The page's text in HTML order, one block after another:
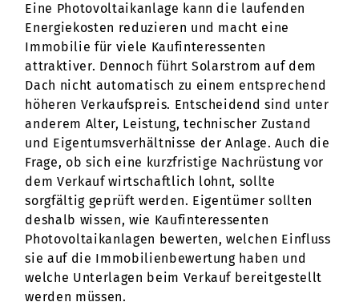
Eine Photovoltaikanlage kann die laufenden
Energiekosten reduzieren und macht eine
Immobilie für viele Kaufinteressenten
attraktiver. Dennoch führt Solarstrom auf dem
Dach nicht automatisch zu einem entsprechend
höheren Verkaufspreis. Entscheidend sind unter
anderem Alter, Leistung, technischer Zustand
und Eigentumsverhältnisse der Anlage. Auch die
Frage, ob sich eine kurzfristige Nachrüstung vor
dem Verkauf wirtschaftlich lohnt, sollte
sorgfältig geprüft werden. Eigentümer sollten
deshalb wissen, wie Kaufinteressenten
Photovoltaikanlagen bewerten, welchen Einfluss
sie auf die Immobilienbewertung haben und
welche Unterlagen beim Verkauf bereitgestellt
werden müssen.